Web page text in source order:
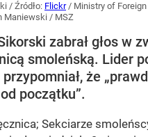
/ Źródło: Flickr / Ministry of
Maniewski / MSZ
zabrał głos w
smoleńską. Lider
że
początku”.
Sekciarze